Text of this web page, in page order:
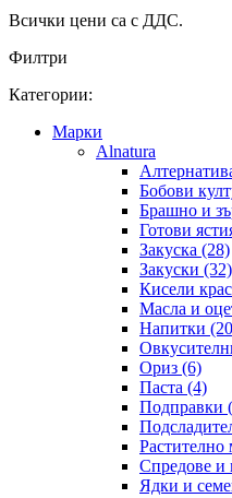
Всички цени са с ДДС.
Филтри
Категории:
Марки
Alnatura
Бобови
Брашно и
Готови
Закуска (28)
Закуски (32)
Кисели
Масла и
Напитки
Ориз (6)
Паста (4)
Подправки
Спредове и
Ядки и